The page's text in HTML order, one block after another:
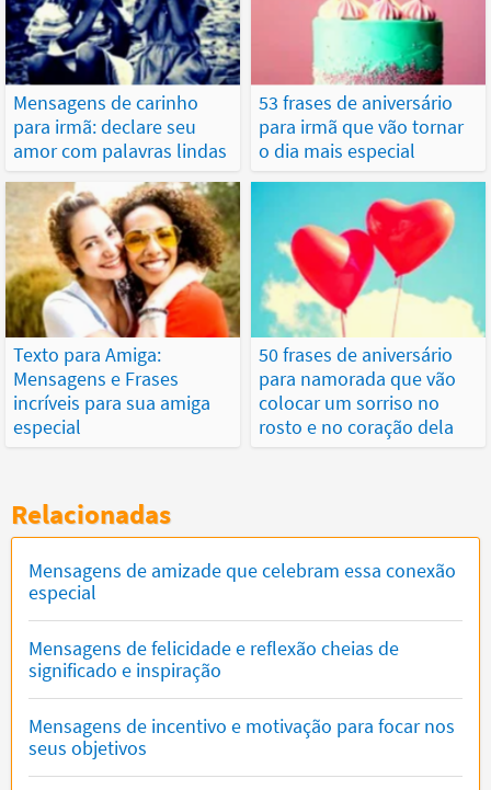
Mensagens de carinho
para irmã: declare seu
amor com palavras lindas
53 frases de aniversário
para irmã que vão tornar
o dia mais especial
Texto para Amiga:
Mensagens e Frases
incríveis para sua amiga
especial
50 frases de aniversário
para namorada que vão
colocar um sorriso no
rosto e no coração dela
Relacionadas
Mensagens de amizade que celebram essa conexão
especial
Mensagens de felicidade e reflexão cheias de
significado e inspiração
Mensagens de incentivo e motivação para focar nos
seus objetivos